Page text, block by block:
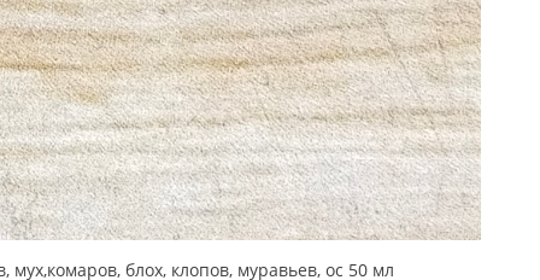
блох, клопов, муравьев, ос 50 мл